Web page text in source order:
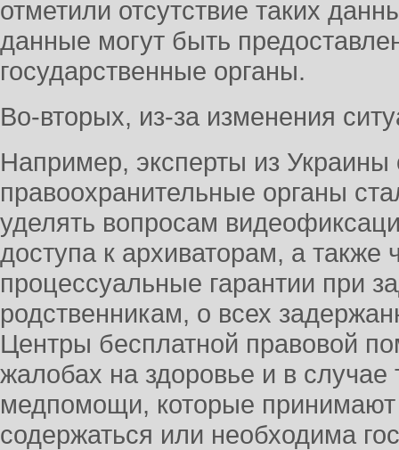
отметили отсутствие таких
данные могут быть
государственные органы.
Во-вторых, из-за изменения
Например, эксперты из
правоохранительные органы
уделять вопросам
доступа к архиваторам, а
процессуальные гарантии при
родственникам, о всех
Центры бесплатной правовой
жалобах на здоровье и в
медпомощи, которые
содержаться или необходима